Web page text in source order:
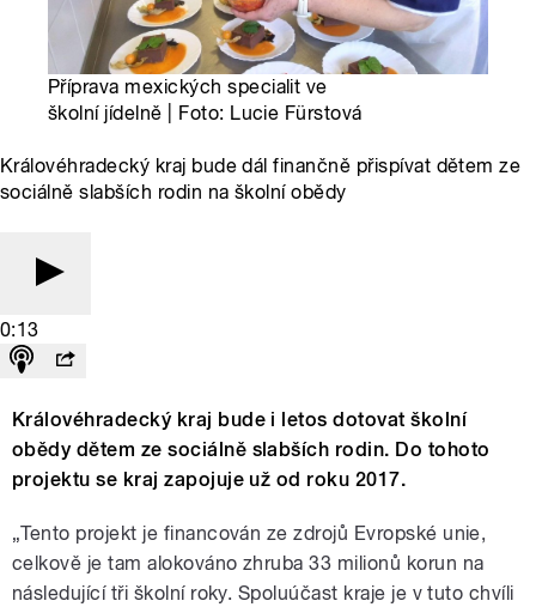
Příprava mexických specialit ve
školní jídelně | Foto: Lucie Fürstová
Královéhradecký kraj bude dál finančně přispívat dětem ze
sociálně slabších rodin na školní obědy
0:13
Královéhradecký kraj bude i letos dotovat školní
obědy dětem ze sociálně slabších rodin. Do tohoto
projektu se kraj zapojuje už od roku 2017.
„Tento projekt je financován ze zdrojů Evropské unie,
celkově je tam alokováno zhruba 33 milionů korun na
následující tři školní roky. Spoluúčast kraje je v tuto chvíli